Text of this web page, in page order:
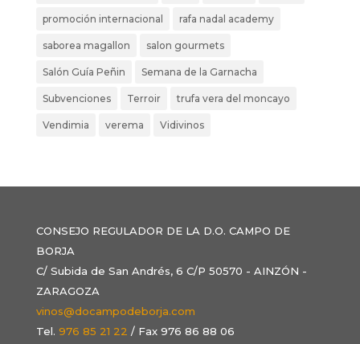
promoción internacional rafa nadal academy
saborea magallon salon gourmets
Salón Guía Peñin Semana de la Garnacha
Subvenciones Terroir trufa vera del moncayo
Vendimia verema Vidivinos
CONSEJO REGULADOR DE LA D.O. CAMPO DE
BORJA
C/ Subida de San Andrés, 6 C/P 50570 - AINZÓN -
ZARAGOZA
vinos@docampodeborja.com
Tel. 976 85 21 22 / Fax 976 86 88 06